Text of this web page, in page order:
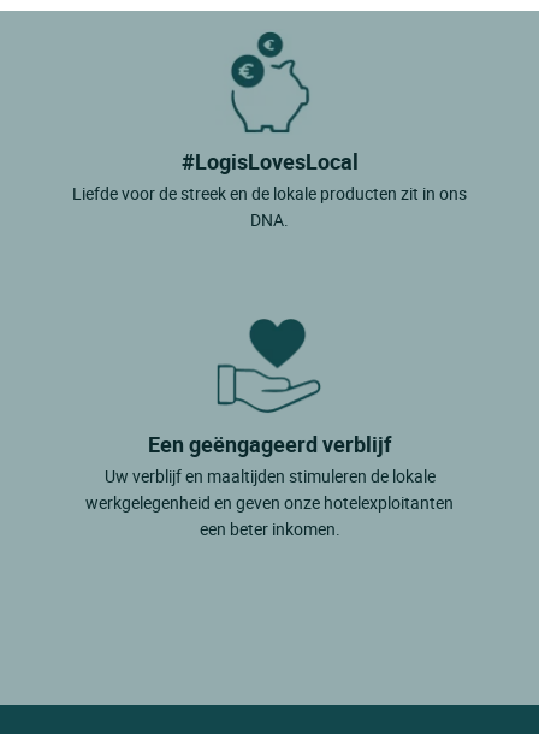
#LogisLovesLocal
Liefde voor de streek en de lokale producten zit in ons
DNA.
Een geëngageerd verblijf
Uw verblijf en maaltijden stimuleren de lokale
werkgelegenheid en geven onze hotelexploitanten
een beter inkomen.